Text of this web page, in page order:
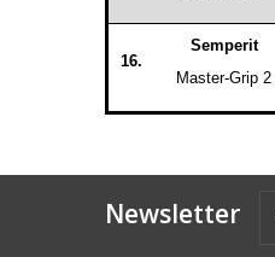
16.
Semperit
Master-Grip 2
Newsletter